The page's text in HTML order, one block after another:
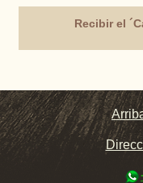
Recibir el